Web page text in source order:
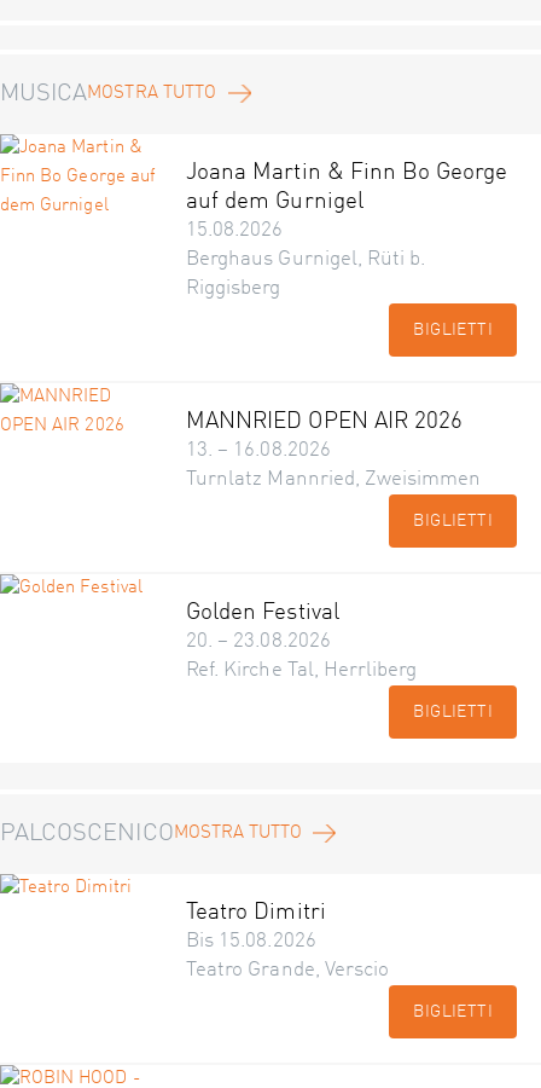
MUSICAMOSTRA TUTTO
Joana Martin & Finn Bo George
auf dem Gurnigel
15.08.2026
Berghaus Gurnigel, Rüti b.
Riggisberg
BIGLIETTI
MANNRIED OPEN AIR 2026
13. – 16.08.2026
Turnlatz Mannried, Zweisimmen
BIGLIETTI
Golden Festival
20. – 23.08.2026
Ref. Kirche Tal, Herrliberg
BIGLIETTI
PALCOSCENICOMOSTRA TUTTO
Teatro Dimitri
Bis 15.08.2026
Teatro Grande, Verscio
BIGLIETTI